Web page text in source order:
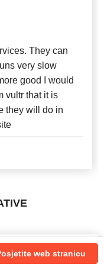
They can
very slow
good I would
vultr that it is
they will do in
Naša ocjenaweb stranicu